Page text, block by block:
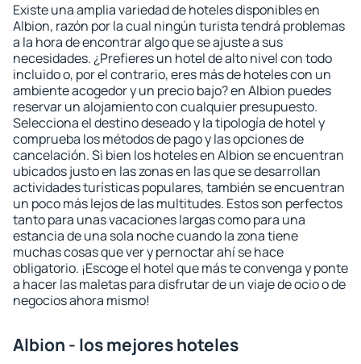
Existe una amplia variedad de hoteles disponibles en
Albion, razón por la cual ningún turista tendrá problemas
a la hora de encontrar algo que se ajuste a sus
necesidades. ¿Prefieres un hotel de alto nivel con todo
incluido o, por el contrario, eres más de hoteles con un
ambiente acogedor y un precio bajo? en Albion puedes
reservar un alojamiento con cualquier presupuesto.
Selecciona el destino deseado y la tipología de hotel y
comprueba los métodos de pago y las opciones de
cancelación. Si bien los hoteles en Albion se encuentran
ubicados justo en las zonas en las que se desarrollan
actividades turísticas populares, también se encuentran
un poco más lejos de las multitudes. Estos son perfectos
tanto para unas vacaciones largas como para una
estancia de una sola noche cuando la zona tiene
muchas cosas que ver y pernoctar ahí se hace
obligatorio. ¡Escoge el hotel que más te convenga y ponte
a hacer las maletas para disfrutar de un viaje de ocio o de
negocios ahora mismo!
Albion - los mejores hoteles